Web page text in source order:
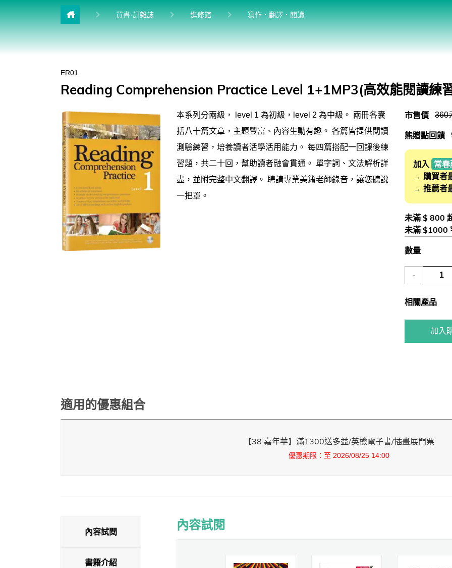
買書·訂雜誌 目前位於:
進修館
英檢館
學習館
目前位於:
寫作．翻譯．閱讀
單字．片語．辭典
文法．句型．克漏字
商用．新聞英文
多元選修
ER01
Reading Comprehension Practice Level 1+1MP3(高效能閱讀練
本系列分兩級， level 1 為初級，level 2 為中級。 兩冊各囊
括八十篇文章，主題豐富、內容生動有趣。 各篇皆提供閱讀
測驗練習，培養讀者活學活用能力。 每四篇搭配一回課後練
習題，共二十回，幫助讀者融會貫通。 單字詞、文法解析詳
盡，並附完整中文翻譯。 聘請專業美籍老師錄音，讓您聽說
一把罩。
市售價 360
熊贈點回饋
加入 常
→ 購買者
→ 推薦者
未滿 $ 800
未滿 $1000
數量
-
相關產品
加入
適用的優惠組合
【38 嘉年華】滿1300送多益/英檢電子書/插畫展門票
優惠期限：至 2026/08/25 14:00
內容試閱
書籍介紹
內容試閱